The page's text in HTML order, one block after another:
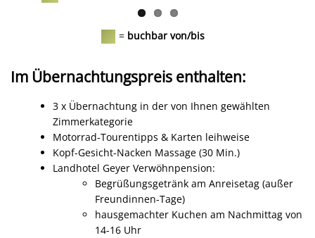
= buchbar von/bis
Im Übernachtungspreis enthalten:
3 x Übernachtung in der von Ihnen gewählten
Zimmerkategorie
Motorrad-Tourentipps & Karten leihweise
Kopf-Gesicht-Nacken Massage (30 Min.)
Landhotel Geyer Verwöhnpension:
Begrüßungsgetränk am Anreisetag (außer
Freundinnen-Tage)
hausgemachter Kuchen am Nachmittag von
14-16 Uhr